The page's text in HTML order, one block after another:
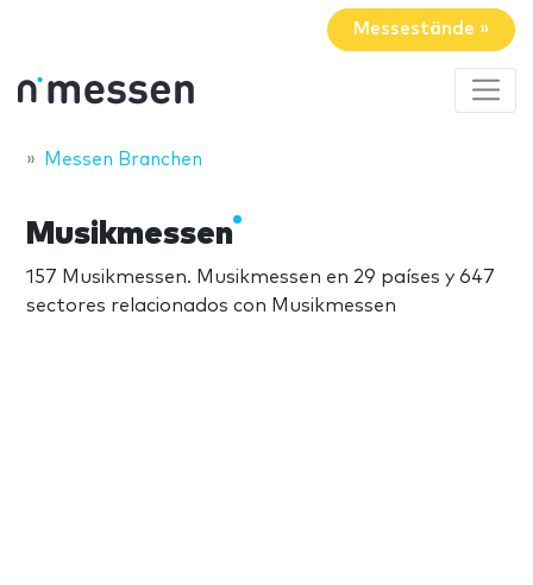
Messestände »
Messen Branchen
Musikmessen
157 Musikmessen. Musikmessen en 29 países y 647
sectores relacionados con Musikmessen